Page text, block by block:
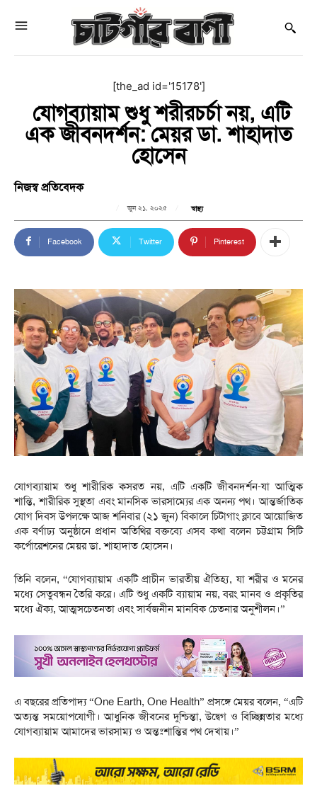
[the_ad id='15178']
যোগব্যায়াম শুধু শরীরচর্চা নয়, এটি
এক জীবনদর্শন: মেয়র ডা. শাহাদাত
হোসেন
নিজস্ব প্রতিবেদক
জুন ২১, ২০২৫ স্বাস্থ্য
Facebook Twitter Pinterest
যোগব্যায়াম শুধু শারীরিক কসরত নয়, এটি একটি জীবনদর্শন-যা আত্মিক
শান্তি, শারীরিক সুস্থতা এবং মানসিক ভারসাম্যের এক অনন্য পথ। আন্তর্জাতিক
যোগ দিবস উপলক্ষে আজ শনিবার (২১ জুন) বিকালে চিটাগাং ক্লাবে আয়োজিত
এক বর্ণাঢ্য অনুষ্ঠানে প্রধান অতিথির বক্তব্যে এসব কথা বলেন চট্টগ্রাম সিটি
কর্পোরেশনের মেয়র ডা. শাহাদাত হোসেন।
তিনি বলেন, “যোগব্যায়াম একটি প্রাচীন ভারতীয় ঐতিহ্য, যা শরীর ও মনের
মধ্যে সেতুবন্ধন তৈরি করে। এটি শুধু একটি ব্যায়াম নয়, বরং মানব ও প্রকৃতির
মধ্যে ঐক্য, আত্মসচেতনতা এবং সার্বজনীন মানবিক চেতনার অনুশীলন।”
এ বছরের প্রতিপাদ্য “One Earth, One Health” প্রসঙ্গে মেয়র বলেন, “এটি
অত্যন্ত সময়োপযোগী। আধুনিক জীবনের দুশ্চিন্তা, উদ্বেগ ও বিচ্ছিন্নতার মধ্যে
যোগব্যায়াম আমাদের ভারসাম্য ও অন্তঃশান্তির পথ দেখায়।”